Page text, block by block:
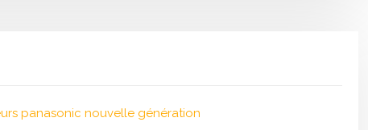
panasonic nouvelle génération